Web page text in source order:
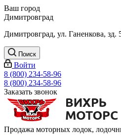
Ваш город
Димитровград
Димитровград, ул. Ганенкова,
Поиск
Войти
8 (800) 234-58-96
8 (800) 234-58-96
Заказать звонок
Продажа моторных лодок,